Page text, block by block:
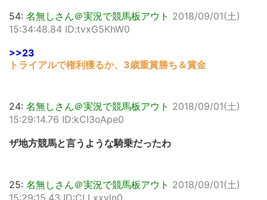
54: 名無しさん＠実況で競馬板アウト 2018/09/01(土)
15:34:48.84 ID:tvxG5KhW0
>>23
トライアルで権利獲るか、3歳重賞勝ち＆賞金
24: 名無しさん＠実況で競馬板アウト 2018/09/01(土)
15:29:14.76 ID:kCI3oApe0
ザ地方競馬と言うような騎乗だったわ
25: 名無しさん＠実況で競馬板アウト 2018/09/01(土)